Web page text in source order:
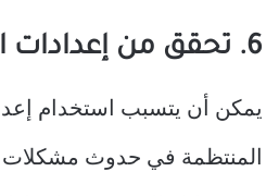
6. تحقق من إعدادات الوكيل
يمكن أن يتسبب استخدام